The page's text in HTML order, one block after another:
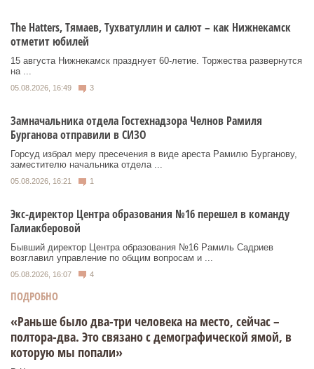
Тhe Нatters, Тямаев, Тухватуллин и салют – как Нижнекамск
отметит юбилей
15 августа Нижнекамск празднует 60‑летие. Торжества развернутся
на ...
05.08.2026, 16:49 3
Замначальника отдела Гостехнадзора Челнов Рамиля
Бурганова отправили в СИЗО
Горсуд избрал меру пресечения в виде ареста Рамилю Бурганову,
заместителю начальника отдела ...
05.08.2026, 16:21 1
Экс-директор Центра образования №16 перешел в команду
Галиакберовой
Бывший директор Центра образования №16 Рамиль Садриев
возглавил управление по общим вопросам и ...
05.08.2026, 16:07 4
ПОДРОБНО
«Раньше было два-три человека на место, сейчас –
полтора-два. Это связано с демографической ямой, в
которую мы попали»